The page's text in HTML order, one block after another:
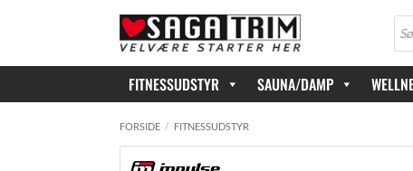
FITNESSUDSTYR SAUNA/DAMP
FORSIDE / FITNESSUDSTYR